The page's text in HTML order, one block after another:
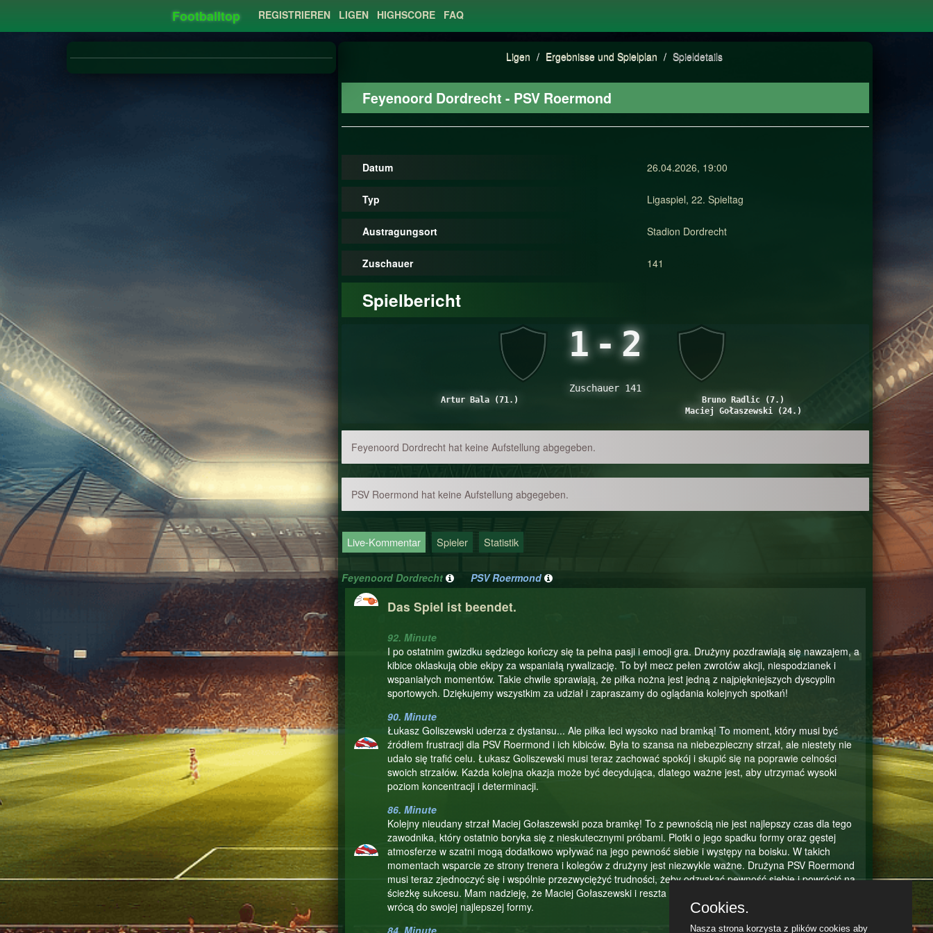
Footballtop REGISTRIEREN LIGEN HIGHSCORE FAQ
Ligen / Ergebnisse und Spielplan / Spieldetails
Feyenoord Dordrecht - PSV Roermond
Datum 26.04.2026, 19:00
Typ Ligaspiel, 22. Spieltag
Austragungsort Stadion Dordrecht
Zuschauer 141
Spielbericht
1-2
Zuschauer 141
Artur Bala (71.)
Bruno Radlic (7.)
Maciej Gołaszewski (24.)
Feyenoord Dordrecht hat keine Aufstellung abgegeben.
PSV Roermond hat keine Aufstellung abgegeben.
Live-Kommentar Spieler Statistik
Feyenoord Dordrecht PSV Roermond
Das Spiel ist beendet.
92. Minute
I po ostatnim gwizdku sędziego kończy się ta pełna pasji i emocji gra. Drużyny pozdrawiają się nawzajem, a
kibice oklaskują obie ekipy za wspaniałą rywalizację. To był mecz pełen zwrotów akcji, niespodzianek i
wspaniałych momentów. Takie chwile sprawiają, że piłka nożna jest jedną z najpiękniejszych dyscyplin
sportowych. Dziękujemy wszystkim za udział i zapraszamy do oglądania kolejnych spotkań!
90. Minute
Łukasz Goliszewski uderza z dystansu... Ale piłka leci wysoko nad bramką! To moment, który musi być
źródłem frustracji dla PSV Roermond i ich kibiców. Była to szansa na niebezpieczny strzał, ale niestety nie
udało się trafić celu. Łukasz Goliszewski musi teraz zachować spokój i skupić się na poprawie celności
swoich strzałów. Każda kolejna okazja może być decydująca, dlatego ważne jest, aby utrzymać wysoki
poziom koncentracji i determinacji.
86. Minute
Kolejny nieudany strzał Maciej Gołaszewski poza bramkę! To z pewnością nie jest najlepszy czas dla tego
zawodnika, który ostatnio boryka się z nieskutecznymi próbami. Plotki o jego spadku formy oraz gęstej
atmosferze w szatni mogą dodatkowo wpływać na jego pewność siebie i występy na boisku. W takich
momentach wsparcie ze strony trenera i kolegów z drużyny jest niezwykle ważne. Drużyna PSV Roermond
musi teraz zjednoczyć się i wspólnie przezwyciężyć trudności, żeby odzyskać pewność siebie i powrócić na
ścieżkę sukcesu. Mam nadzieję, że Maciej Gołaszewski i reszta zespołu zdołają przezwyciężyć te trudności i
wrócą do swojej najlepszej formy.
84. Minute
Cookies.
Nasza strona korzysta z plików cookies aby